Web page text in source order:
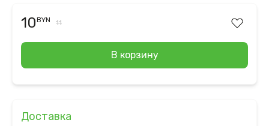
10BYN 11
В корзину
Доставка